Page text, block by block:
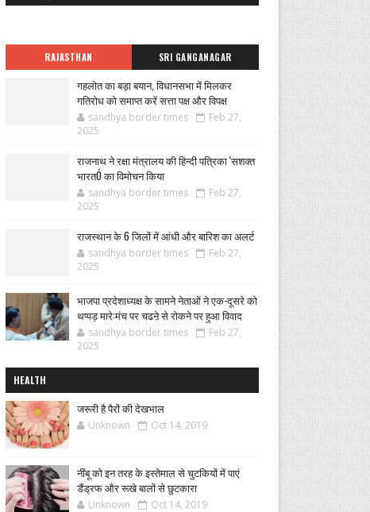
RAJASTHAN SRI GANGANAGAR
गहलोत का बड़ा बयान, विधानसभा में मिलकर
गतिरोध को समाप्त करें सत्ता पक्ष और विपक्ष
sandhya border times
Feb 27,
2025
राजनाथ ने रक्षा मंत्रालय की हिन्दी पत्रिका 'सशक्त
भारतÓ का विमोचन किया
sandhya border times
Feb 27,
2025
राजस्थान के 6 जिलों में आंधी और बारिश का अलर्ट
sandhya border times
Feb 27,
2025
भाजपा प्रदेशाध्यक्ष के सामने नेताओं ने एक-दूसरे को
थप्पड़ मारे:मंच पर चढऩे से रोकने पर हुआ विवाद
sandhya border times
Feb 27,
2025
HEALTH
जरूरी है पैरों की देखभाल
Unknown Oct 14, 2019
नींबू को इन तरह के इस्तेमाल से चुटकियों में पाएं
डैंड्रफ और रूखे बालों से छुटकारा
Unknown Oct 14, 2019